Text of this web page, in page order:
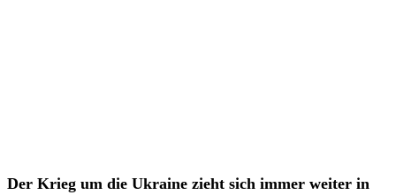
Der Krieg um die Ukraine zieht sich immer weiter in